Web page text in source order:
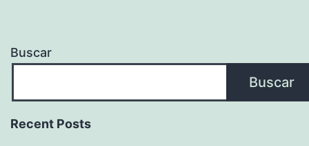
Buscar
Buscar
Recent Posts